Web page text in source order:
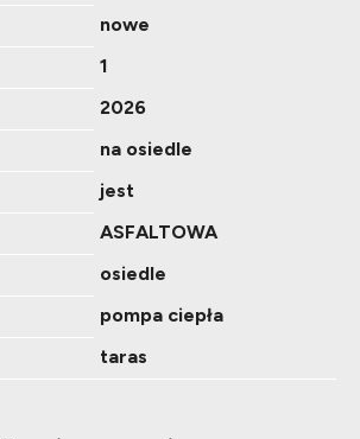
nowe
1
2026
na osiedle
jest
ASFALTOWA
osiedle
pompa ciepła
taras